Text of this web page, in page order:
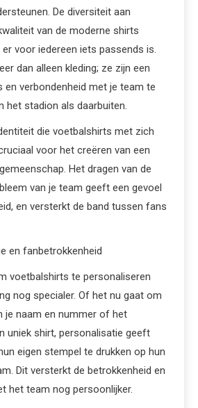
De diversiteit aan
van de moderne shirts
voor iedereen iets passends is.
dan alleen kleding; ze zijn een
verbondenheid met je team te
het stadion als daarbuiten.
die voetbalshirts met zich
voor het creëren van een
Het dragen van de
van je team geeft een gevoel
en versterkt de band tussen fans
en fanbetrokkenheid
voetbalshirts te personaliseren
nog specialer. Of het nu gaat om
je naam en nummer of het
uniek shirt, personalisatie geeft
eigen stempel te drukken op hun
Dit versterkt de betrokkenheid en
het team nog persoonlijker.